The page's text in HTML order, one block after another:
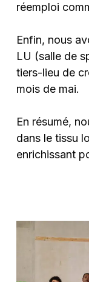
réemploi
Enfin, nous
LU (salle de
tiers-lieu de
mois de mai.
En résumé,
dans le tissu
enrichissant